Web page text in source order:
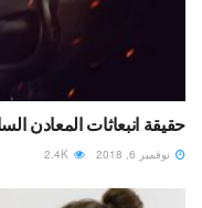
حقيقة انبعاثات المعادن
نوفمبر 6, 2018